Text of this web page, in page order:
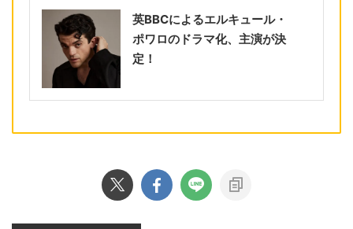
英BBCによるエルキュール・
ポワロのドラマ化、主演が決
定！